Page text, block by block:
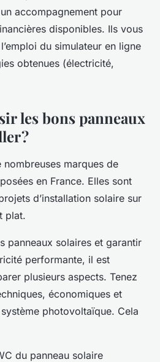
accompagnement pour
disponibles. Ils vous
du simulateur en ligne
obtenues (électricité,
les bons panneaux
?
nombreuses marques de
en France. Elles sont
d’installation solaire sur
plat.
panneaux solaires et garantir
performante, il est
plusieurs aspects. Tenez
économiques et
photovoltaïque. Cela
du panneau solaire